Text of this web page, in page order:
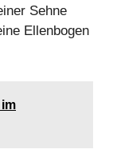
Sehne
Ellenbogen